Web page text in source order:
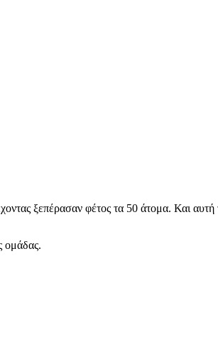
ξεπέρασαν φέτος τα 50 άτομα. Και αυτή
ομάδας.